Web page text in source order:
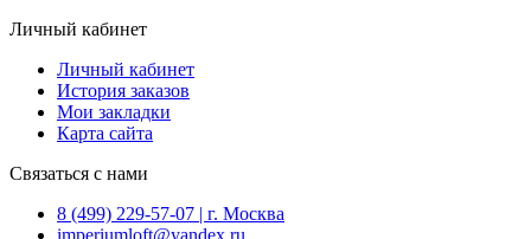
Личный кабинет
Личный кабинет
История заказов
Мои закладки
Карта сайта
Связаться с нами
8 (499) 229-57-07 | г. Москва
imperiumloft@yandex.ru